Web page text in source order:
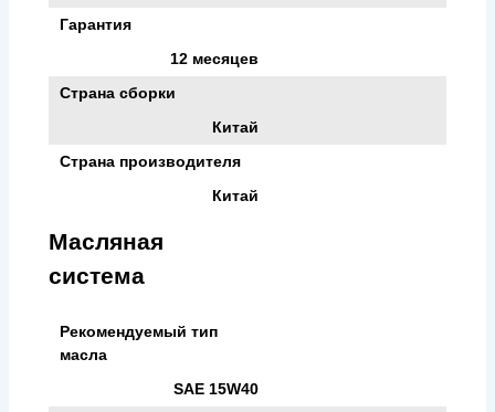
Гарантия
12 месяцев
Страна сборки
Китай
Страна производителя
Китай
Масляная
система
Рекомендуемый тип
масла
SAE 15W40